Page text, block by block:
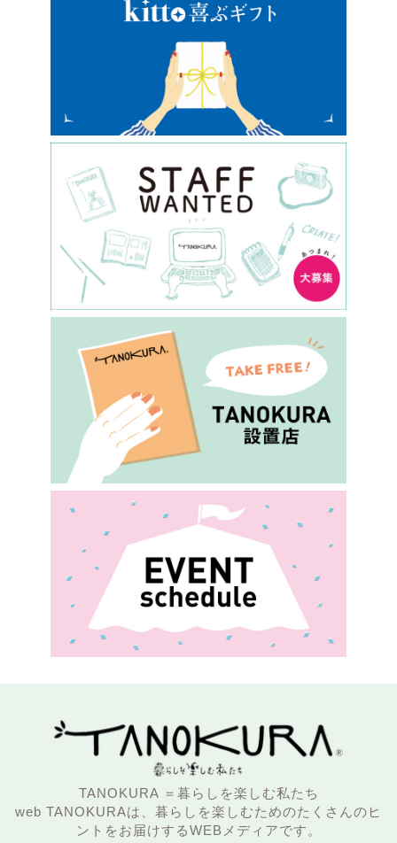
TANOKURA ＝暮らしを楽しむ私たち
web TANOKURAは、暮らしを楽しむためのたくさんのヒ
ントをお届けするWEBメディアです。